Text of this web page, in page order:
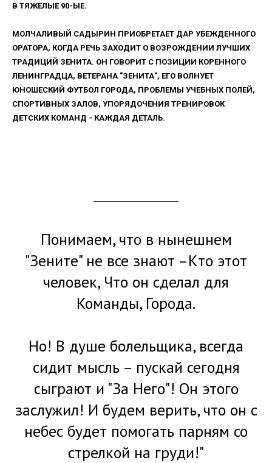
В ТЯЖЕЛЫЕ 90-ЫЕ.
МОЛЧАЛИВЫЙ САДЫРИН ПРИОБРЕТАЕТ ДАР УБЕЖДЕННОГО
ОРАТОРА, КОГДА РЕЧЬ ЗАХОДИТ О ВОЗРОЖДЕНИИ ЛУЧШИХ
ТРАДИЦИЙ ЗЕНИТА. ОН ГОВОРИТ С ПОЗИЦИИ КОРЕННОГО
ЛЕНИНГРАДЦА, ВЕТЕРАНА "ЗЕНИТА", ЕГО ВОЛНУЕТ
ЮНОШЕСКИЙ ФУТБОЛ ГОРОДА, ПРОБЛЕМЫ УЧЕБНЫХ ПОЛЕЙ,
СПОРТИВНЫХ ЗАЛОВ, УПОРЯДОЧЕНИЯ ТРЕНИРОВОК
ДЕТСКИХ КОМАНД - КАЖДАЯ ДЕТАЛЬ.
Понимаем, что в нынешнем
"Зените" не все знают –Кто этот
человек, Что он сделал для
Команды, Города.
Но! В душе болельщика, всегда
сидит мысль – пускай сегодня
сыграют и "За Него"! Он этого
заслужил! И будем верить, что он с
небес будет помогать парням со
стрелкой на груди!"